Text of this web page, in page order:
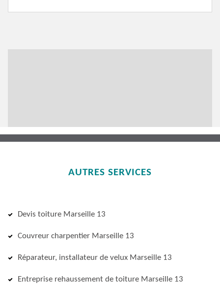
AUTRES SERVICES
Devis toiture Marseille 13
Couvreur charpentier Marseille 13
Réparateur, installateur de velux Marseille 13
Entreprise rehaussement de toiture Marseille 13